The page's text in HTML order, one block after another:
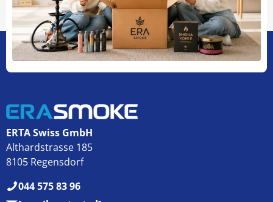
ERTA Swiss GmbH
Althardstrasse 185
8105 Regensdorf
044 575 83 96